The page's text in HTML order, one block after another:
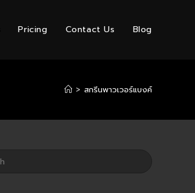
Pricing Contact Us Blog
> สกรีนพาวเวอร์แบงค์